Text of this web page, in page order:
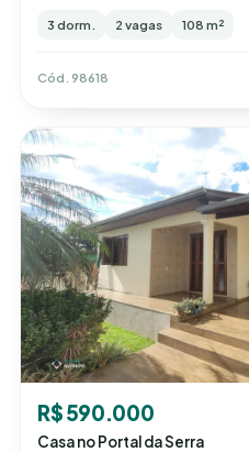
3 dorm. 2 vagas 108 m²
Cód. 98618
R$ 590.000
Casa no Portal da Serra